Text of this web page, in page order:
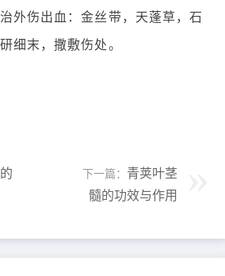
外伤出血：金丝带，天蓬草，石
细末，撒敷伤处。
下一篇： 青荚叶茎
髓的功效与作用